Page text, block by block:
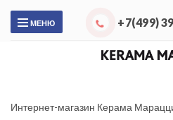
МЕНЮ +7(499)
Интернет-магазин Керама